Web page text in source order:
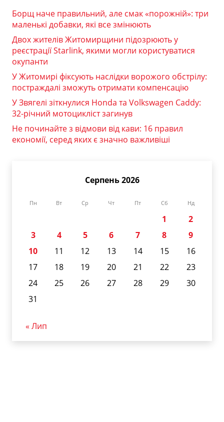
Борщ наче правильний, але смак «порожній»: три
маленькі добавки, які все змінюють
Двох жителів Житомирщини підозрюють у
реєстрації Starlink, якими могли користуватися
окупанти
У Житомирі фіксують наслідки ворожого обстрілу:
постраждалі зможуть отримати компенсацію
У Звягелі зіткнулися Honda та Volkswagen Caddy:
32-річний мотоцикліст загинув
Не починайте з відмови від кави: 16 правил
економії, серед яких є значно важливіші
Серпень 2026
Пн Вт Ср Чт Пт Сб Нд
1
2
3
4 5 6 7 8
9
10
11 12 13 14 15
16
17
18 19 20 21 22
23
24
25 26 27 28 29
30
31
« Лип